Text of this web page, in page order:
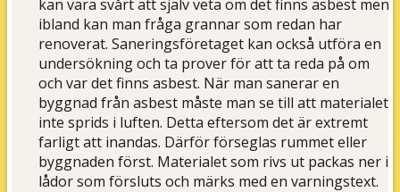
kan vara svårt att själv veta om det finns asbest men
ibland kan man fråga grannar som redan har
renoverat. Saneringsföretaget kan också utföra en
undersökning och ta prover för att ta reda på om
och var det finns asbest. När man sanerar en
byggnad från asbest måste man se till att materialet
inte sprids i luften. Detta eftersom det är extremt
farligt att inandas. Därför förseglas rummet eller
byggnaden först. Materialet som rivs ut packas ner i
lådor som försluts och märks med en varningstext.